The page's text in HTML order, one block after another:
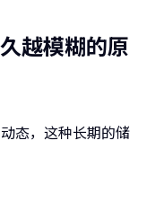
越模糊的原
态，这种长期的储